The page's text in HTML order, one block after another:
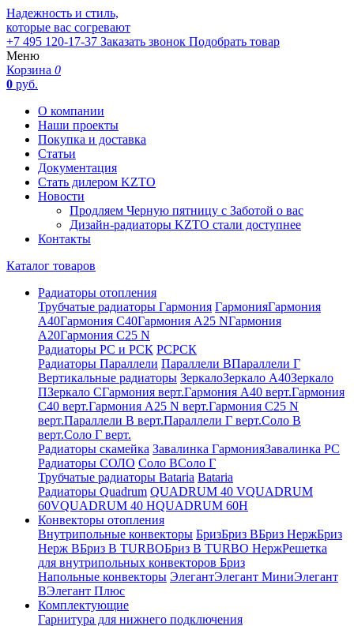
Надежность и стиль,
которые вас согревают
+7 495 120-17-37 Заказать звонок Подобрать товар
Меню
Корзина 0
0 руб.
О компании
Наши проекты
Покупка и доставка
Статьи
Документация
Стать дилером KZTO
Новости
Продляем Черную пятницу с Заботой о вас
Дизайн-радиаторы KZTO стали доступнее
Контакты
Каталог товаров
Радиаторы отопления
Трубчатые радиаторы Гармония ГармонияГармония
А40Гармония С40Гармония А25 NГармония
А20Гармония С25 N
Радиаторы РС и РСК РСРСК
Радиаторы Параллели Параллели ВПараллели Г
Вертикальные радиаторы ЗеркалоЗеркало А40Зеркало
ПЗеркало СГармония верт.Гармония А40 верт.Гармония
С40 верт.Гармония А25 N верт.Гармония С25 N
верт.Параллели В верт.Параллели Г верт.Соло В
верт.Соло Г верт.
Радиаторы скамейка Завалинка ГармонияЗавалинка РС
Радиаторы СОЛО Соло ВСоло Г
Трубчатые радиаторы Bataria Bataria
Радиаторы Quadrum QUADRUM 40 VQUADRUM
60VQUADRUM 40 HQUADRUM 60H
Конвекторы отопления
Внутрипольные конвекторы БризБриз ВБриз НержБриз
Нерж ВБриз В TURBOБриз В TURBO НержРешетка
для внутрипольных конвекторов Бриз
Напольные конвекторы ЭлегантЭлегант МиниЭлегант
ВЭлегант Плюс
Комплектующие
Гарнитура для нижнего подключения